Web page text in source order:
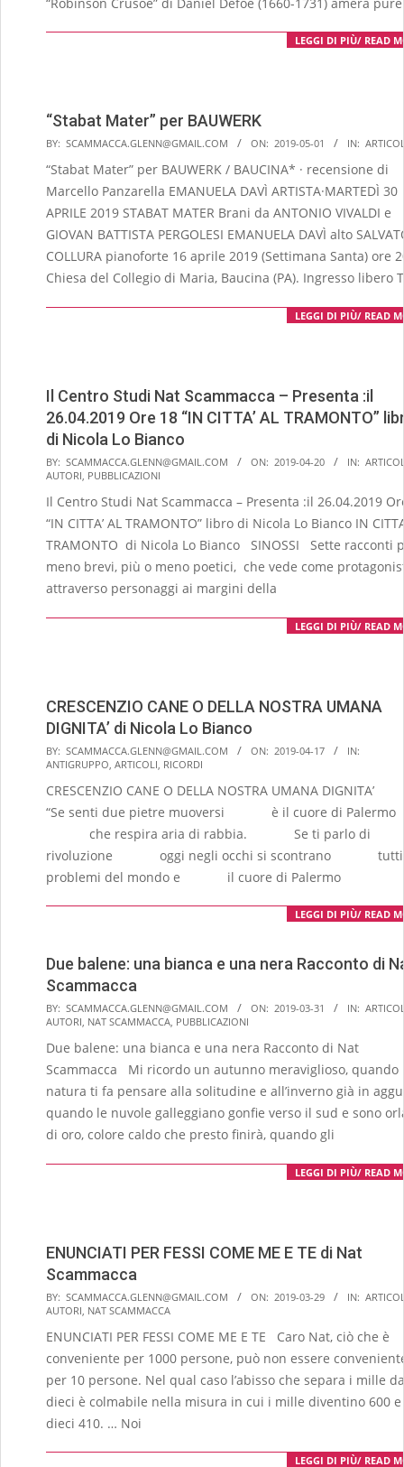
LEGGI DI PIÙ/ READ
“Stabat Mater” per BAUWERK
2019-
05-
01
BY: SCAMMACCA.GLENN@GMAIL.COM ON: 2019-05-01 IN:
“Stabat Mater” per BAUWERK / BAUCINA* · recensione di
Marcello Panzarella EMANUELA DAVÌ ARTISTA·MARTEDÌ 30
APRILE 2019 STABAT MATER Brani da ANTONIO VIVALDI e
GIOVAN BATTISTA PERGOLESI EMANUELA DAVÌ alto
COLLURA pianoforte 16 aprile 2019 (Settimana Santa) ore
Chiesa del Collegio di Maria, Baucina (PA). Ingresso libero
LEGGI DI PIÙ/ READ
Il Centro Studi Nat Scammacca – Presenta :il
26.04.2019 Ore 18 “IN CITTA’ AL TRAMONTO”
di Nicola Lo Bianco
2019-
04-
20
BY: SCAMMACCA.GLENN@GMAIL.COM ON: 2019-04-20 IN:
AUTORI PUBBLICAZIONI
Il Centro Studi Nat Scammacca – Presenta :il 26.04.2019
“IN CITTA’ AL TRAMONTO” libro di Nicola Lo Bianco IN
TRAMONTO di Nicola Lo Bianco SINOSSI Sette racconti
meno brevi, più o meno poetici, che vede come
attraverso personaggi ai margini della
LEGGI DI PIÙ/ READ
CRESCENZIO CANE O DELLA NOSTRA UMANA
DIGNITA’ di Nicola Lo Bianco
2019-
04-
17
BY: SCAMMACCA.GLENN@GMAIL.COM ON: 2019-04-17
IN:
ANTIGRUPPO ARTICOLI RICORDI
CRESCENZIO CANE O DELLA NOSTRA UMANA
“Se senti due pietre muoversi è il cuore di Palermo
che respira aria di rabbia. Se ti parlo di
rivoluzione oggi negli occhi si scontrano tutti
problemi del mondo e il cuore di Palermo
LEGGI DI PIÙ/ READ
Due balene: una bianca e una nera Racconto di
Scammacca
2019-
03-
31
BY: SCAMMACCA.GLENN@GMAIL.COM ON: 2019-03-31 IN:
AUTORI, NAT SCAMMACCA, PUBBLICAZIONI
Due balene: una bianca e una nera Racconto di Nat
Scammacca Mi ricordo un autunno meravi­glioso, quando
natura ti fa pen­sare alla solitudine e all’inverno già in
quando le nuvole gal­leggiano gonfie verso il sud e sono
di oro, colore caldo che pre­sto finirà, quando gli
LEGGI DI PIÙ/ READ
ENUNCIATI PER FESSI COME ME E TE di Nat
Scammacca
2019-
03-
29
BY: SCAMMACCA.GLENN@GMAIL.COM ON: 2019-03-29 IN:
AUTORI NAT SCAMMACCA
ENUNCIATI PER FESSI COME ME E TE Caro Nat, ciò che è
conveniente per 1000 persone, può non es­sere
per 10 persone. Nel qual caso l’abis­so che separa i mille
dieci è colmabile nella mi­sura in cui i mille diventi­no 600
dieci 410. … Noi
LEGGI DI PIÙ/ READ